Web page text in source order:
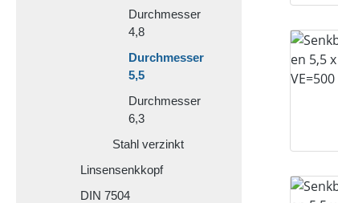
Durchmesser
4,8
Durchmesser
5,5
Durchmesser
6,3
Stahl verzinkt
Linsensenkkopf
DIN 7504